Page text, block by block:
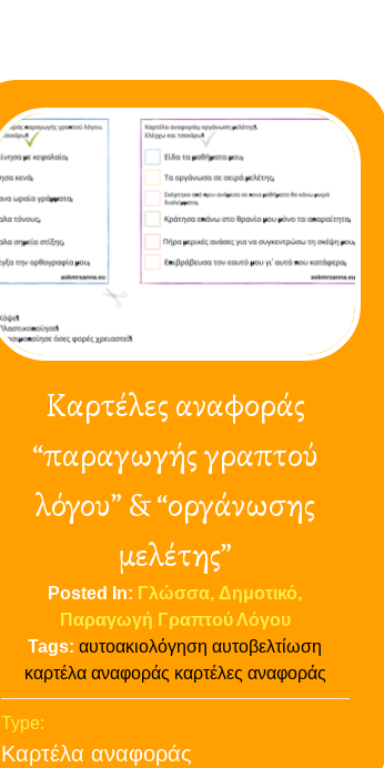
Καρτέλες αναφοράς
“παραγωγής γραπτού
λόγου” & “οργάνωσης
μελέτης”
Posted In: Γλώσσα Δημοτικό
Παραγωγή Γραπτού Λόγου
Tags:αυτοακιολόγηση αυτοβελτίωση
καρτέλα αναφοράς καρτέλες αναφοράς
Type:
Καρτέλα αναφοράς